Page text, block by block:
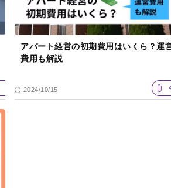
アパート経営の初期費用はいくら？運
費用も解説
2024/10/15